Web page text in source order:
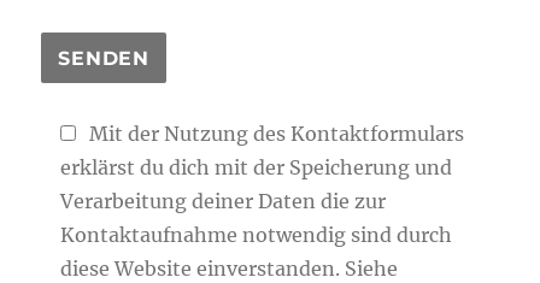
Mit der Nutzung des Kontaktformulars
erklärst du dich mit der Speicherung und
Verarbeitung deiner Daten die zur
Kontaktaufnahme notwendig sind durch
diese Website einverstanden. Siehe